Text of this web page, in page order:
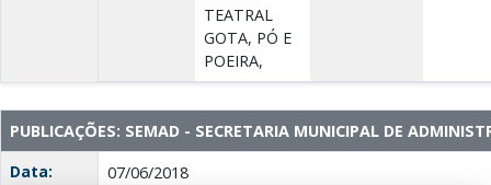
TEATRAL
GOTA, PÓ E
POEIRA,
PUBLICAÇÕES: SEMAD - SECRETARIA MUNICIPAL DE
Data:
07/06/2018